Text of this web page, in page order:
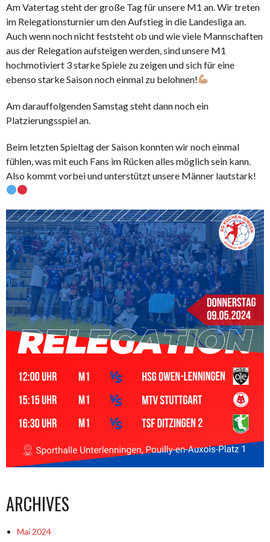
Am Vatertag steht der große Tag für unsere M1 an. Wir treten
im Relegationsturnier um den Aufstieg in die Landesliga an.
Auch wenn noch nicht feststeht ob und wie viele Mannschaften
aus der Relegation aufsteigen werden, sind unsere M1
hochmotiviert 3 starke Spiele zu zeigen und sich für eine
ebenso starke Saison noch einmal zu belohnen!
Am darauffolgenden Samstag steht dann noch ein
Platzierungsspiel an.
Beim letzten Spieltag der Saison konnten wir noch einmal
fühlen, was mit euch Fans im Rücken alles möglich sein kann.
Also kommt vorbei und unterstützt unsere Männer lautstark!
ARCHIVES
Mai 2024